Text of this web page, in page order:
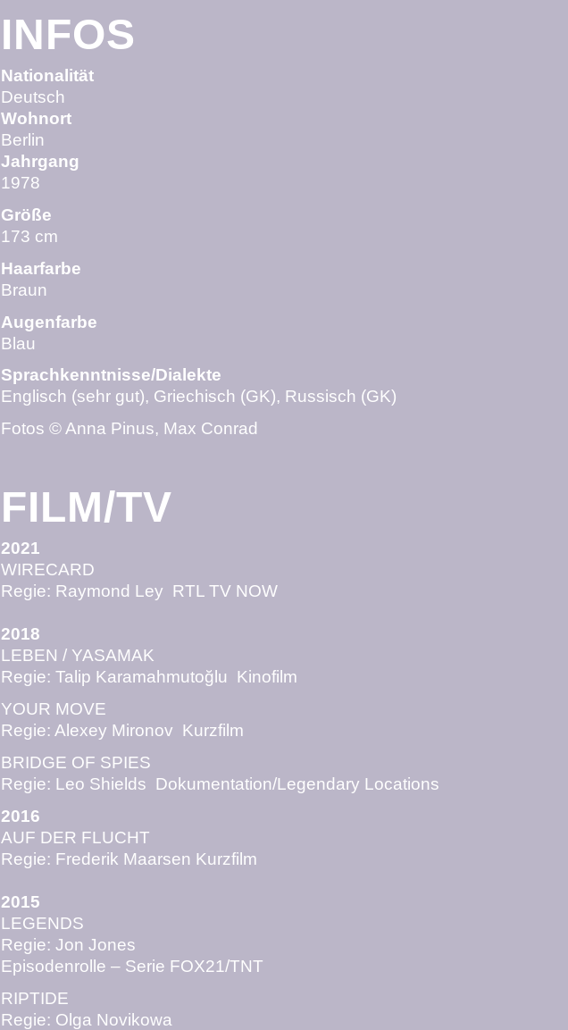
INFOS
Nationalität
Deutsch
Wohnort
Berlin
Jahrgang
1978
Größe
173 cm
Haarfarbe
Braun
Augenfarbe
Blau
Sprachkenntnisse/Dialekte
Englisch (sehr gut), Griechisch (GK), Russisch (GK)
Fotos © Anna Pinus, Max Conrad
FILM/TV
2021
WIRECARD
Regie: Raymond Ley RTL TV NOW
2018
LEBEN / YASAMAK
Regie: Talip Karamahmutoğlu Kinofilm
YOUR MOVE
Regie: Alexey Mironov Kurzfilm
BRIDGE OF SPIES
Regie: Leo Shields Dokumentation/Legendary Locations
2016
AUF DER FLUCHT
Regie: Frederik Maarsen Kurzfilm
2015
LEGENDS
Regie: Jon Jones
Episodenrolle – Serie FOX21/TNT
RIPTIDE
Regie: Olga Novikowa